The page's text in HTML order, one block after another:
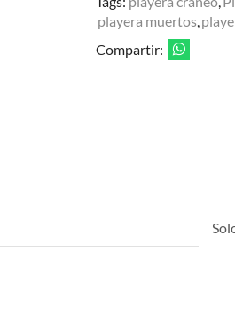
playera muertos,
Compartir: